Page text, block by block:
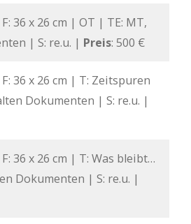
36 x 26 cm | OT | TE: MT,
| S: re.u. | Preis: 500 €
36 x 26 cm | T: Zeitspuren
Dokumenten | S: re.u. |
36 x 26 cm | T: Was bleibt…
Dokumenten | S: re.u. |